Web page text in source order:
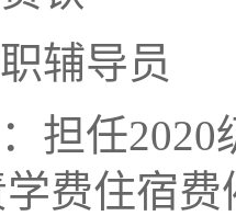
辅导员
担任
费住宿费